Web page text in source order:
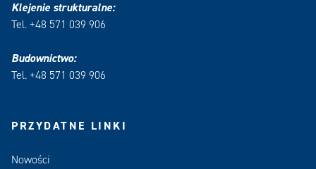
Klejenie strukturalne:
Tel. +48 571 039 906
Budownictwo:
Tel. +48 571 039 906
PRZYDATNE LINKI
Nowości